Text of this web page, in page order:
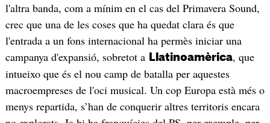
l'altra banda, com a mínim en el cas del Primavera Sound,
crec que una de les coses que ha quedat clara és que
l'entrada a un fons internacional ha permès iniciar una
campanya d'expansió, sobretot a Llatinoamèrica, que
intueixo que és el nou camp de batalla per aquestes
macroempreses de l'oci musical. Un cop Europa està més o
menys repartida, s’han de conquerir altres territoris encara